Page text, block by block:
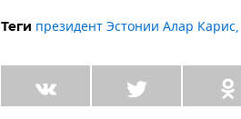
Теги президент Эстонии Алар Карис,